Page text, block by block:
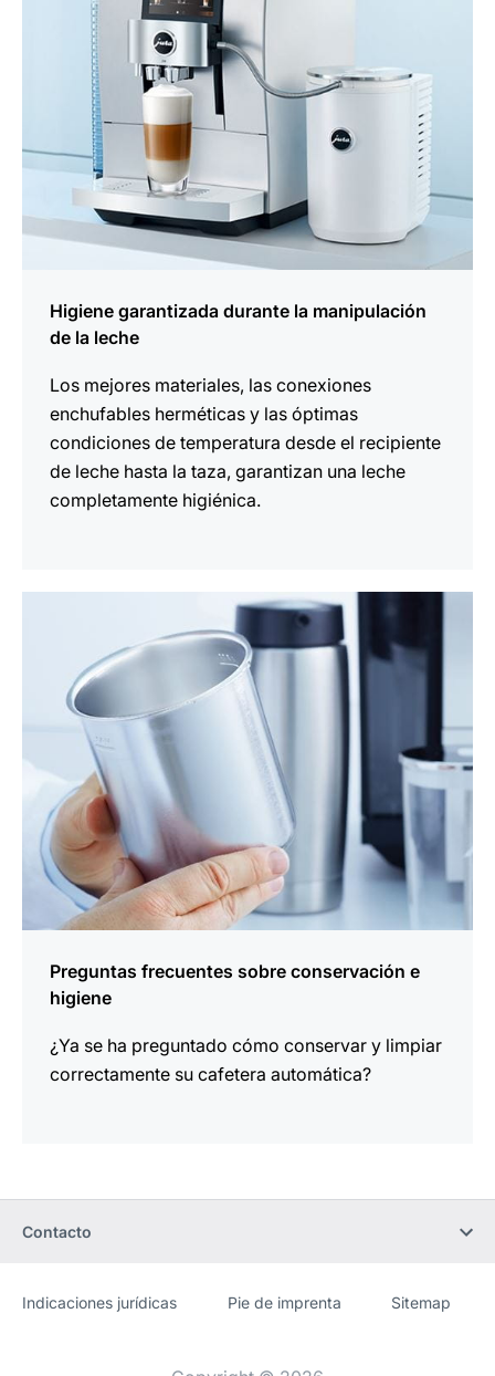
Higiene garantizada durante la manipulación
de la leche
Los mejores materiales, las conexiones
enchufables herméticas y las óptimas
condiciones de temperatura desde el recipiente
de leche hasta la taza, garantizan una leche
completamente higiénica.
Preguntas frecuentes sobre conservación e
higiene
¿Ya se ha preguntado cómo conservar y limpiar
correctamente su cafetera automática?
Contacto
Sitio
[Website
Indicaciones jurídicas Pie de imprenta Sitemap